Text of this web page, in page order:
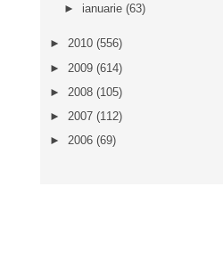
► ianuarie (63)
► 2010 (556)
► 2009 (614)
► 2008 (105)
► 2007 (112)
► 2006 (69)